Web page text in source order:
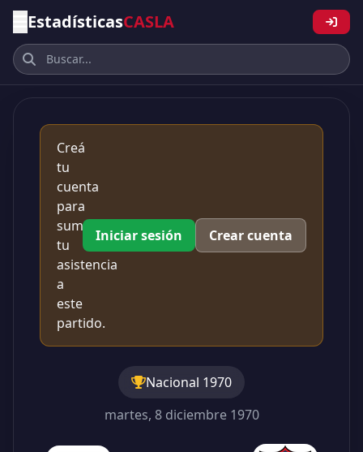
EstadísticasCASLA
Creá
tu
cuenta
para
sumar
tu
asistencia
a
este
partido.
Iniciar sesión Crear cuenta
Nacional 1970
martes, 8 diciembre 1970